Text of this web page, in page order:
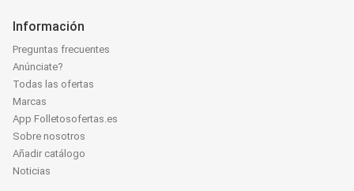
Información
Preguntas frecuentes
Anúnciate?
Todas las ofertas
Marcas
App Folletosofertas.es
Sobre nosotros
Añadir catálogo
Noticias